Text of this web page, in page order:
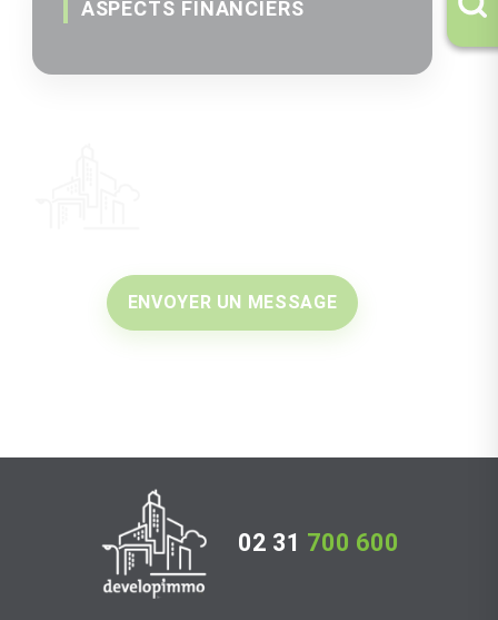
ASPECTS FINANCIERS
ENVOYER UN MESSAGE
02 31 700 600